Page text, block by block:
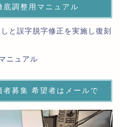
調整用マニュアル
と誤字脱字修正を実施し復刻
ニュアル
者募集 希望者はメールで